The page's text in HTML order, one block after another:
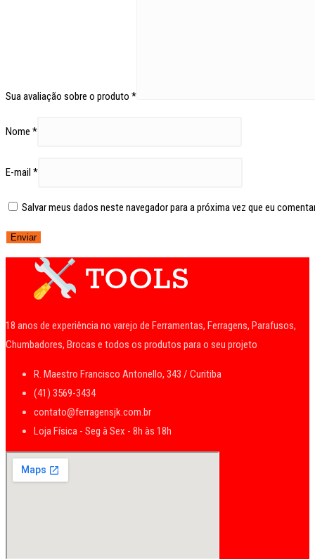
Sua avaliação sobre o produto *
Nome *
E-mail *
Salvar meus dados neste navegador para a próxima vez que eu
18 anos de experiência no varejo de Ferramentas, Ferragens, Parafusos,
Chumbadores, Brocas e todos os produtos para o seu projeto
R. Maestro Francisco Antonello, 343 / Curitiba
(41) 3569-3434
contato@ferragensjk.com.br
Loja Física - Seg à Sex - 8h às 18h